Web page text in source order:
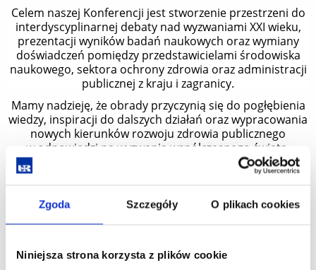
Zgoda Szczegóły O plikach cookies
Niniejsza strona korzysta z plików cookie
Celem naszej Konferencji jest stworzenie przestrzeni do
interdyscyplinarnej debaty nad wyzwaniami XXI wieku,
prezentacji wyników badań naukowych oraz wymiany
doświadczeń pomiędzy przedstawicielami środowiska
naukowego, sektora ochrony zdrowia oraz administracji
publicznej z kraju i zagranicy.
Mamy nadzieję, że obrady przyczynią się do pogłębienia
wiedzy, inspiracji do dalszych działań oraz wypracowania
nowych kierunków rozwoju zdrowia publicznego
w odpowiedzi na wyzwania współczesnego świata.
W ramach wydarzenia odbędą się wykłady eksperckie
tematycznych.
Serdecznie zapraszamy do rejestracji elektronicznej
Szczegółowe informacje dotyczące konferencji dostępne